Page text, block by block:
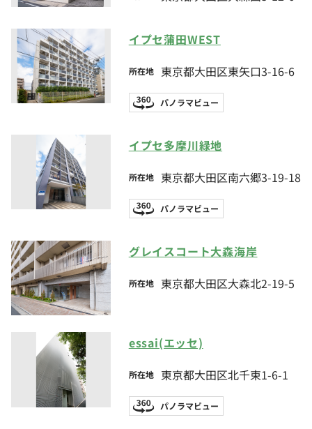
イプセ蒲田WEST
所在地 東京都大田区東矢口3-16-6
パノラマビュー
イプセ多摩川緑地
所在地 東京都大田区南六郷3-19-18
パノラマビュー
グレイスコート大森海岸
所在地 東京都大田区大森北2-19-5
essai(エッセ)
所在地 東京都大田区北千束1-6-1
パノラマビュー